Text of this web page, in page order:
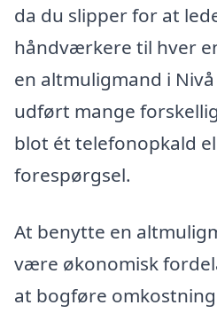
da du slipper for at
håndværkere til hver
en altmuligmand i
udført mange
blot ét telefonopkald
forespørgsel.
At benytte en
være økonomisk
at bogføre